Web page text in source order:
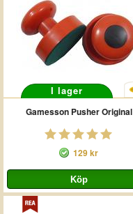
I lager
Gamesson Pusher Original
129 kr